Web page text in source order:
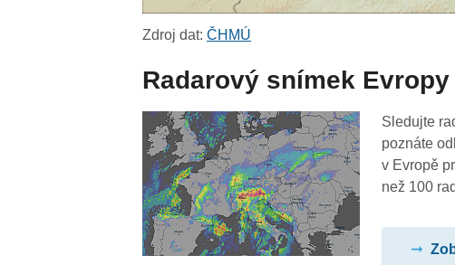
Zdroj dat:ČHMÚ
Radarový snímek Evropy
Sledujte
poznáte
v Evropě
než 100